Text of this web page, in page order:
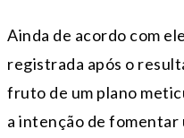
Ainda de acordo com
registrada após o
fruto de um plano
a intenção de